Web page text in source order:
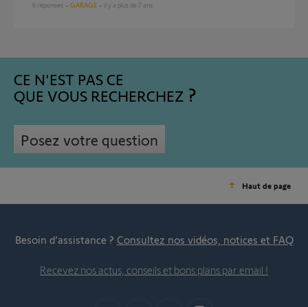
6 réponses GARAGE il y a plus de 7 ans
CE N'EST PAS CE
QUE VOUS RECHERCHEZ
Posez votre question
Haut de page
Besoin d’assistance ? Consultez nos vidéos, notices et FAQ
Recevez nos actus, conseils et bons plans par email !